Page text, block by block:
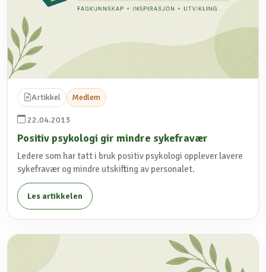
Artikkel Medlem
22.04.2013
Positiv psykologi gir mindre sykefravær
Ledere som har tatt i bruk positiv psykologi opplever lavere
sykefravær og mindre utskifting av personalet.
Les artikkelen